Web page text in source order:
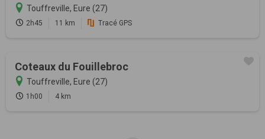
Touffreville, Eure (27)
2h45 11 km Tracé GPS
Coteaux du Fouillebroc
Touffreville, Eure (27)
1h00 4 km